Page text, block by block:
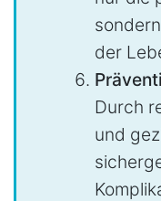
der
Durch
und